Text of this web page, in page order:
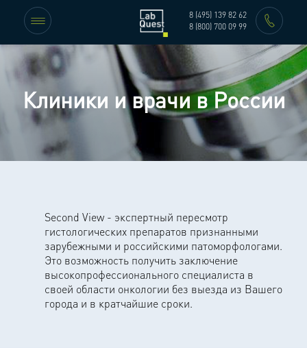
8 (495) 139 82 62
8 (800) 700 09 99
Клиники и врачи в России
Second View - экспертный пересмотр
гистологических препаратов признанными
зарубежными и российскими патоморфологами.
Это возможность получить заключение
высокопрофессионального специалиста в
своей области онкологии без выезда из Вашего
города и в кратчайшие сроки.